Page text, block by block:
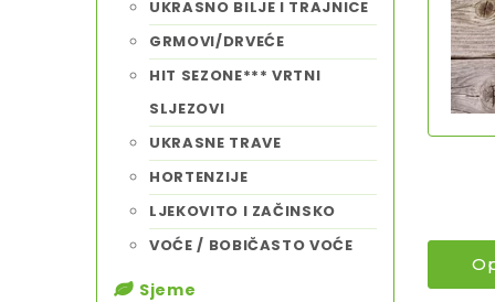
UKRASNO BILJE I TRAJNICE
GRMOVI/DRVEĆE
HIT SEZONE*** VRTNI
SLJEZOVI
UKRASNE TRAVE
HORTENZIJE
LJEKOVITO I ZAČINSKO
VOĆE / BOBIČASTO VOĆE
Sjeme